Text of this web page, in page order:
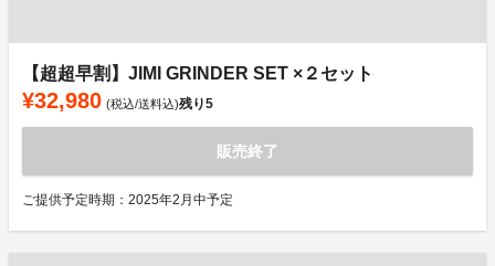
【超超早割】JIMI GRINDER SET ×２セット
¥32,980 (税込/送料込)残り5
販売終了
ご提供予定時期：2025年2月中予定